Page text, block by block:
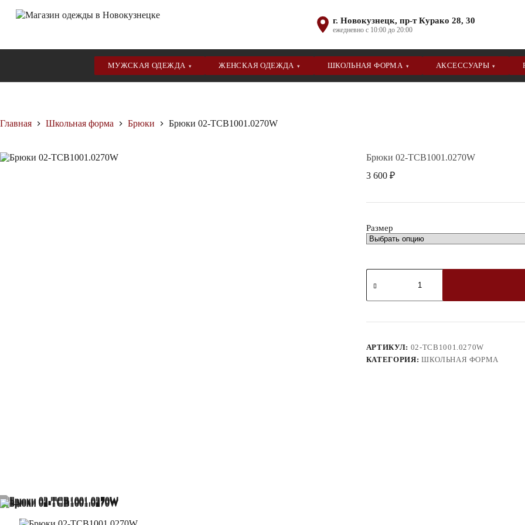
г. Новокузнецк, пр-т Курако 28, 30
ежедневно с 10:00 до 20:00
МУЖСКАЯ ОДЕЖДА ▾ ЖЕНСКАЯ ОДЕЖДА ▾ ШКОЛЬНАЯ ФОРМА ▾ АКСЕССУАРЫ ▾
Главная
Школьная форма Брюки Брюки 02-TCB1001.0270W
Брюки 02-TCB1001.0270W
3 600 ₽
Размер
Количество
товара
02-
АРТИКУЛ: 02-TCB1001.0270W
КАТЕГОРИЯ: ШКОЛЬНАЯ ФОРМА